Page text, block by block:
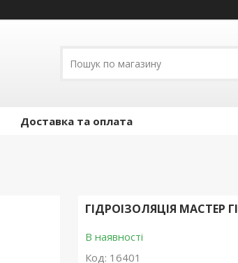
Доставка та оплата
ГІДРОІЗОЛЯЦІЯ МАСТЕР
В наявності
Код: 16401